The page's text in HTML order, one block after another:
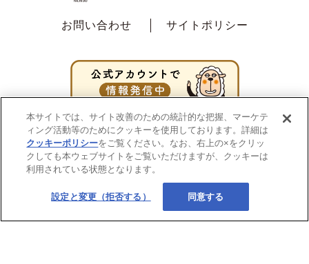
お問い合わせ サイトポリシー
本サイトでは、サイト改善のための統計的な把握、マーケテ
ィング活動等のためにクッキーを使用しております。詳細は
クッキーポリシーをご覧ください。なお、右上の×をクリッ
クしても本ウェブサイトをご覧いただけますが、クッキーは
利用されている状態となります。
設定と変更（拒否する） 同意する